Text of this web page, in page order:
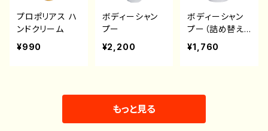
プロポリアス ハ
ンドクリーム
¥990
ボディーシャン
プー
¥2,200
ボディーシャン
プー（詰め替え
用）
¥1,760
もっと見る